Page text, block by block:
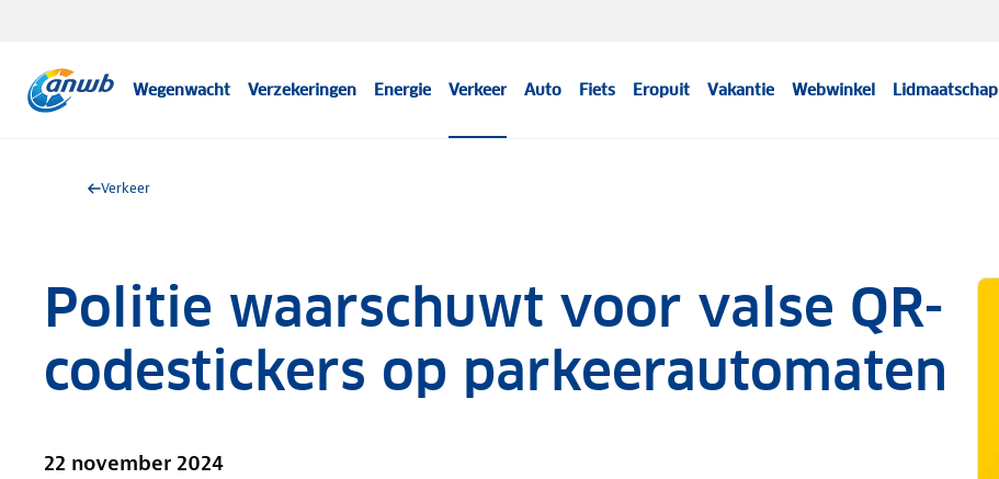
Wegenwacht Verzekeringen Energie Verkeer Auto Fiets Eropuit Vakantie Webwinkel Lidmaatschap
Verkeer
Politie waarschuwt voor valse QR-
codestickers op parkeerautomaten
22 november 2024